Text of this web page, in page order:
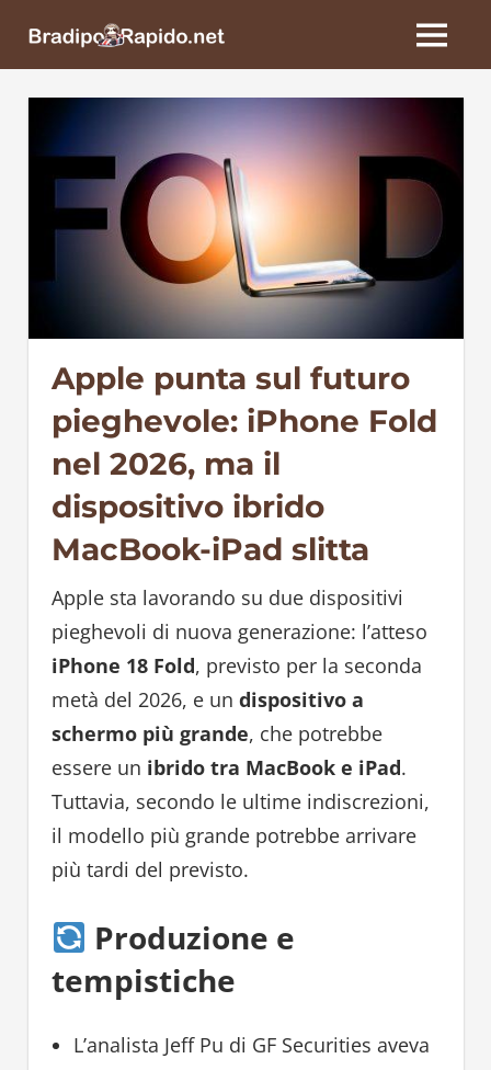
BradipoRapido.net
MENU
Apple punta sul futuro
pieghevole: iPhone Fold
nel 2026, ma il
dispositivo ibrido
MacBook-iPad slitta
Apple sta lavorando su due dispositivi
pieghevoli di nuova generazione: l’atteso
iPhone 18 Fold, previsto per la seconda
metà del 2026, e un dispositivo a
schermo più grande, che potrebbe
essere un ibrido tra MacBook e iPad.
Tuttavia, secondo le ultime indiscrezioni,
il modello più grande potrebbe arrivare
più tardi del previsto.
Produzione e
tempistiche
L’analista Jeff Pu di GF Securities aveva